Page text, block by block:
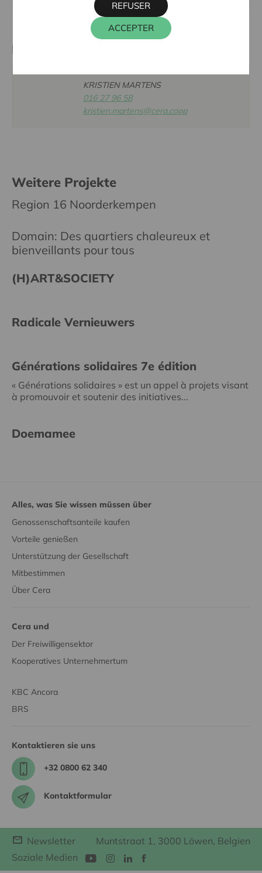
Kontaktperson
KRISTIEN MARTENS
016 27 96 58
kristien.martens@cera.coop
Weitere Projekte
Region 16 Noorderkempen
Domain: Des quartiers chaleureux et
bienveillants pour tous
(H)ART&SOCIETY
Radicale Vernieuwers
Générations solidaires 7e édition
« Générations solidaires » est un appel à projets visant
à promouvoir et soutenir des initiatives...
Doemamee
Alles, was Sie wissen müssen über
Genossenschaftsanteile kaufen
Vorteile genießen
Unterstützung der Gesellschaft
Mitbestimmen
Über Cera
Cera und
Der Freiwilligensektor
Kooperatives Unternehmertum
KBC Ancora
BRS
Kontaktieren sie uns
+32 0800 62 340
Kontaktformular
Newsletter
Muntstraat 1, 3000 Löwen, Belgien
Soziale Medien
ACCEPTER
REFUSER